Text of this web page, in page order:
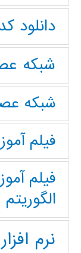
دانلود
شبکه
شبکه
فیلم
فیلم
نرم